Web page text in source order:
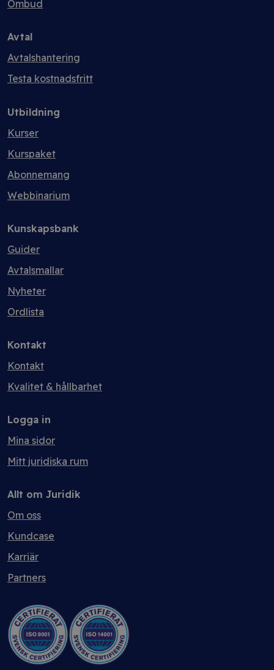
Ombud
Avtal
Avtalshantering
Testa kostnadsfritt
Utbildning
Kurser
Kurspaket
Abonnemang
Webbinarium
Kunskapsbank
Guider
Avtalsmallar
Nyheter
Ordlista
Kontakt
Kontakt
Kvalitet & hållbarhet
Logga in
Mina sidor
Mitt juridiska rum
Allt om Juridik
Om oss
Kundcase
Karriär
Partners